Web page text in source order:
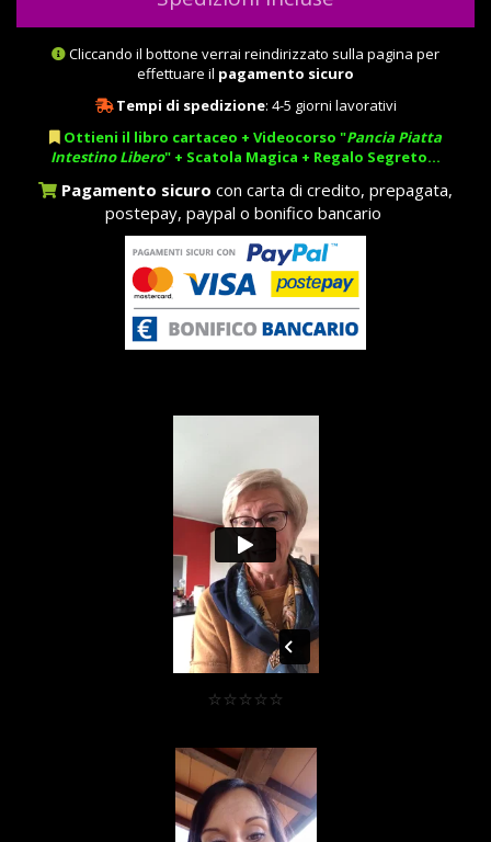
Cliccando il bottone verrai reindirizzato sulla pagina per
effettuare il pagamento sicuro
Tempi di spedizione: 4-5 giorni lavorativi
Ottieni il libro cartaceo + Videocorso "Pancia Piatta
Intestino Libero" + Scatola Magica + Regalo Segreto...
Pagamento sicuro con carta di credito, prepagata,
postepay, paypal o bonifico bancario
⭐⭐⭐⭐⭐